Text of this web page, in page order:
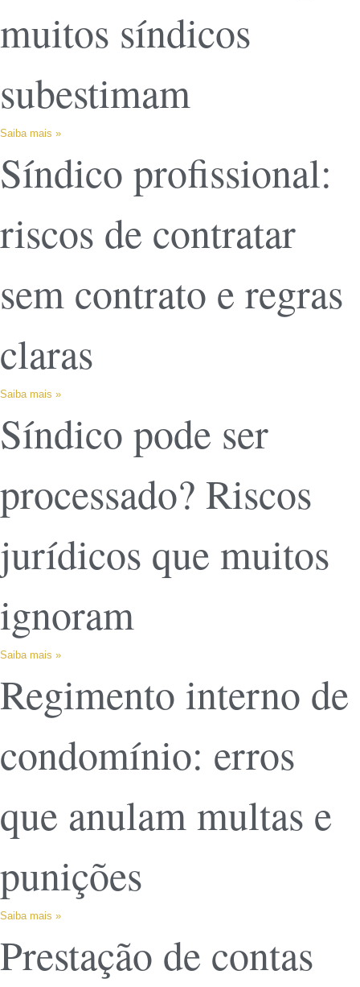
muitos síndicos
subestimam
Saiba mais »
Síndico profissional:
riscos de contratar
sem contrato e regras
claras
Saiba mais »
Síndico pode ser
processado? Riscos
jurídicos que muitos
ignoram
Saiba mais »
Regimento interno de
condomínio: erros
que anulam multas e
punições
Saiba mais »
Prestação de contas